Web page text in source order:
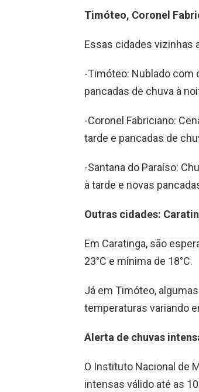
Timóteo, Coronel
Essas cidades vizinhas
-Timóteo: Nublado com
pancadas de chuva à
-Coronel Fabriciano:
tarde e pancadas de
-Santana do Paraíso:
à tarde e novas
Outras cidades:
Em Caratinga, são
23°C e mínima de 18°C.
Já em Timóteo,
temperaturas variando
Alerta de chuvas
O Instituto Nacional de
intensas válido até as